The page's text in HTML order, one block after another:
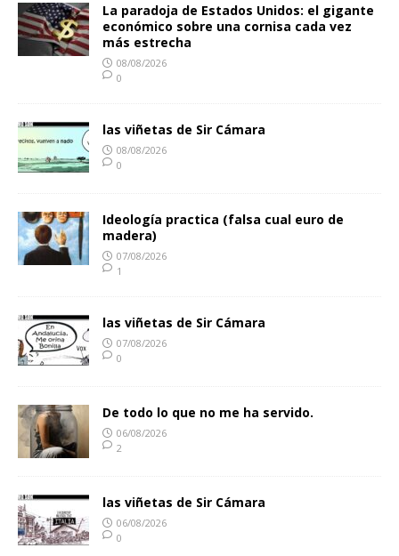
La paradoja de Estados Unidos: el gigante
económico sobre una cornisa cada vez
más estrecha
08/08/2026
0
las viñetas de Sir Cámara
08/08/2026
0
Ideología practica (falsa cual euro de
madera)
07/08/2026
1
las viñetas de Sir Cámara
07/08/2026
0
De todo lo que no me ha servido.
06/08/2026
2
las viñetas de Sir Cámara
06/08/2026
0